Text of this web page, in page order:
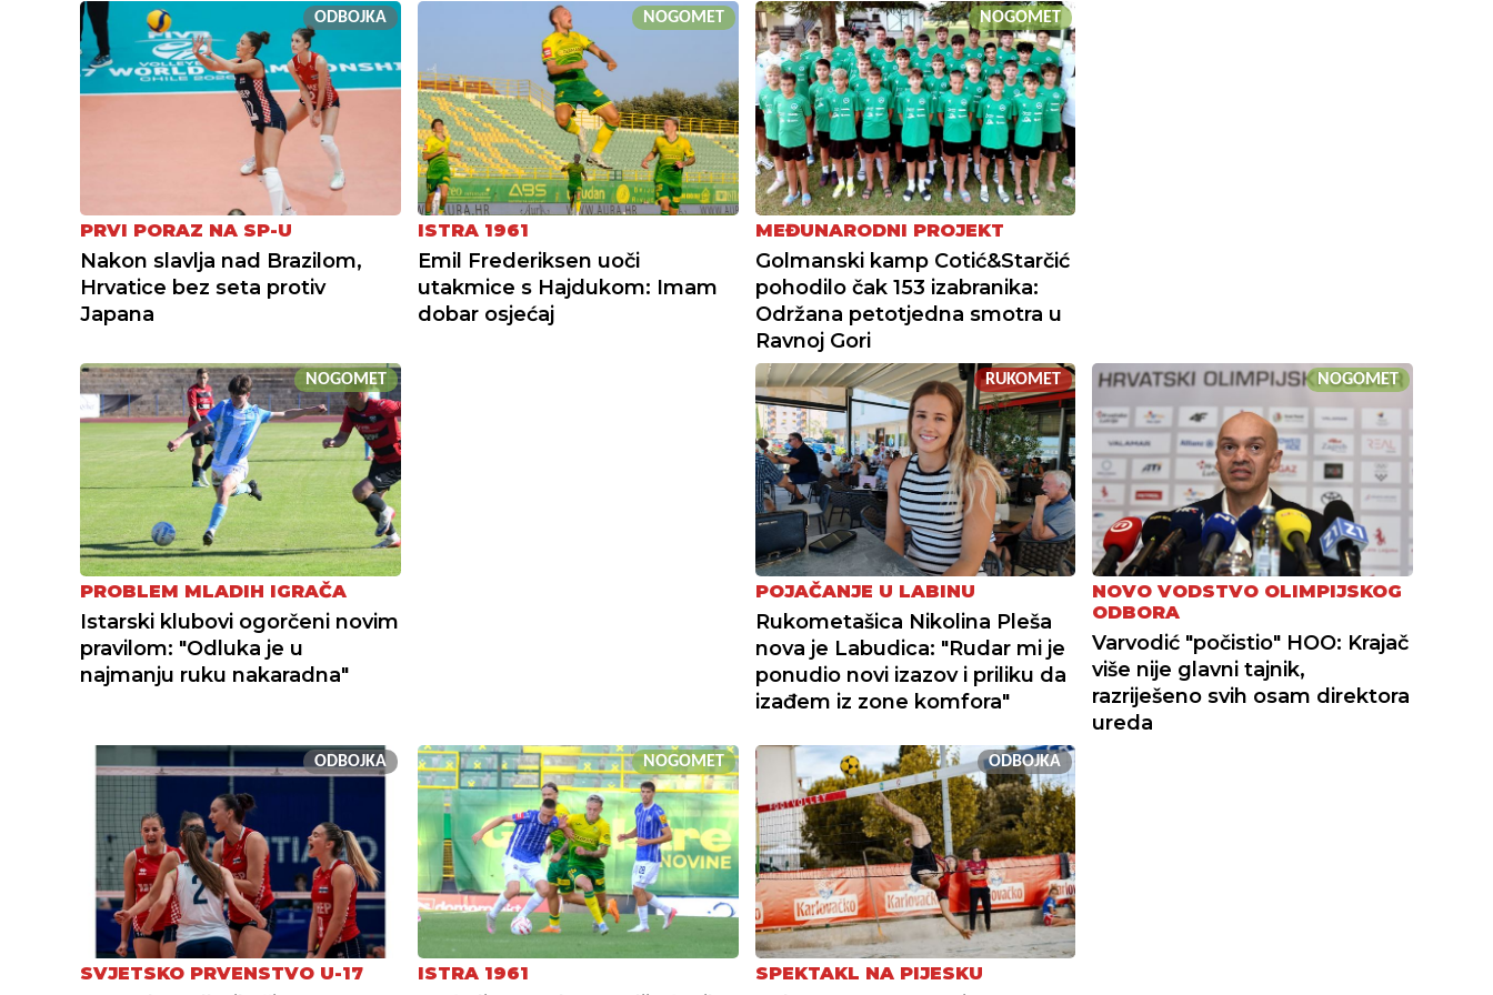
ODBOJKA
PRVI PORAZ NA SP-U
Nakon slavlja nad Brazilom,
Hrvatice bez seta protiv
Japana
NOGOMET
ISTRA 1961
Emil Frederiksen uoči
utakmice s Hajdukom: Imam
dobar osjećaj
NOGOMET
MEĐUNARODNI PROJEKT
Golmanski kamp Cotić&Starčić
pohodilo čak 153 izabranika:
Održana petotjedna smotra u
Ravnoj Gori
NOGOMET
PROBLEM MLADIH IGRAČA
Istarski klubovi ogorčeni novim
pravilom: "Odluka je u
najmanju ruku nakaradna"
RUKOMET
POJAČANJE U LABINU
Rukometašica Nikolina Pleša
nova je Labudica: "Rudar mi je
ponudio novi izazov i priliku da
izađem iz zone komfora"
NOGOMET
NOVO VODSTVO OLIMPIJSKOG
ODBORA
Varvodić "počistio" HOO: Krajač
više nije glavni tajnik,
razriješeno svih osam direktora
ureda
ODBOJKA
SVJETSKO PRVENSTVO U-17
NOGOMET
ISTRA 1961
ODBOJKA
SPEKTAKL NA PIJESKU